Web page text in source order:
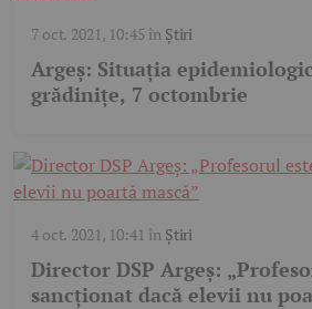
7 oct. 2021, 10:45 în Știri
Argeș: Situația
grădinițe, 7 octombrie
4 oct. 2021, 10:41 în Știri
Director DSP Argeş:
sancţionat dacă elevii nu